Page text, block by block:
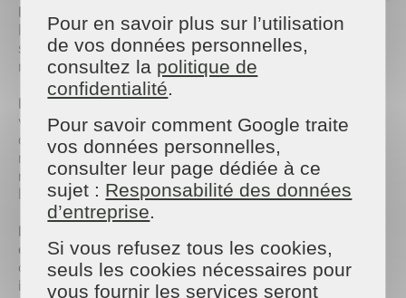
Les vitres et les fenêtres
l'une des premières zones à accumuler poussière et
salissures. Profitez de ce moment pour faire un
nettoyage en profondeur.
Les tapis et les tissus
vos tapis, rideaux et coussins. Ces éléments
accumulent facilement poussière et allergènes. Un
nettoyage à fond permet non seulement de
rafraîchir leur apparence, mais aussi de prolonger
leur durée de vie.
Le rangement
également l'occasion idéale de repenser votre
organisation. Triez vos affaires, rangez les objets
inutiles et créez un espace plus fonctionnel.
Pour en savoir plus sur l’utilisation
de vos données personnelles,
consultez la politique de
confidentialité
Pour savoir comment Google traite
vos données personnelles,
consulter leur page dédiée à ce
sujet : Responsabilité des données
d’entreprise
Si vous refusez tous les cookies,
seuls les cookies nécessaires pour
vous fournir les services seront